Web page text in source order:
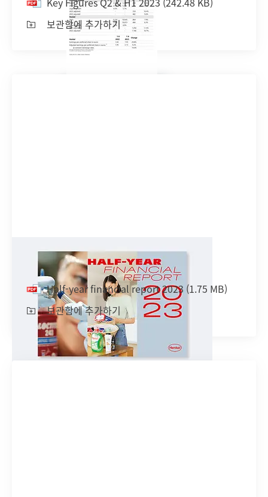
보관함에 추가하기
Half-year financial report 2023
Half-year financial report 2023(1.75 MB)
보관함에 추가하기